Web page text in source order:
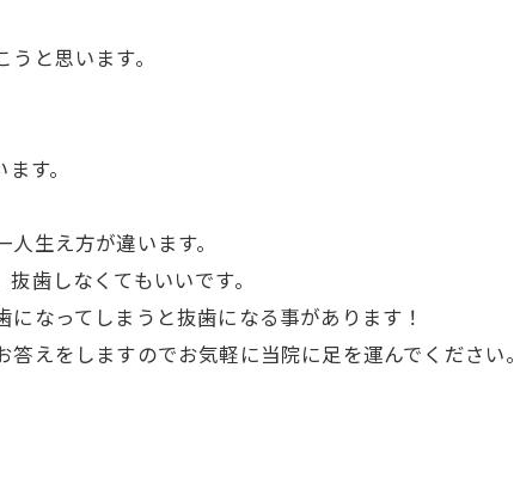
と思います。
す。
生え方が違います。
歯しなくてもいいです。
なってしまうと抜歯になる事があります！
えをしますのでお気軽に当院に足を運んでください。